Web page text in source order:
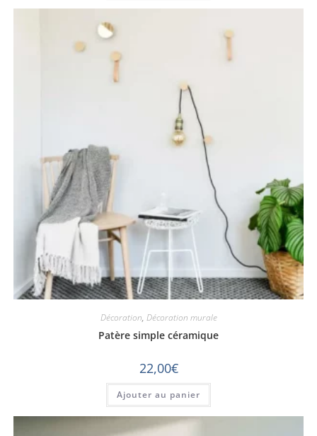
Décoration, Décoration murale
Patère simple céramique
22,00€
Ajouter au panier